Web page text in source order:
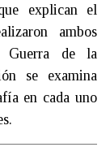
explican el
ambos
Guerra de la
se examina
en cada uno